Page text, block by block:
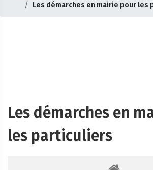
Les démarches en mairie pour les
Les démarches en
les particuliers